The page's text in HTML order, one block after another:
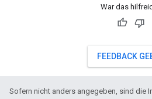
War das
FEEDBACK
Sofern nicht anders angegeben, sind die